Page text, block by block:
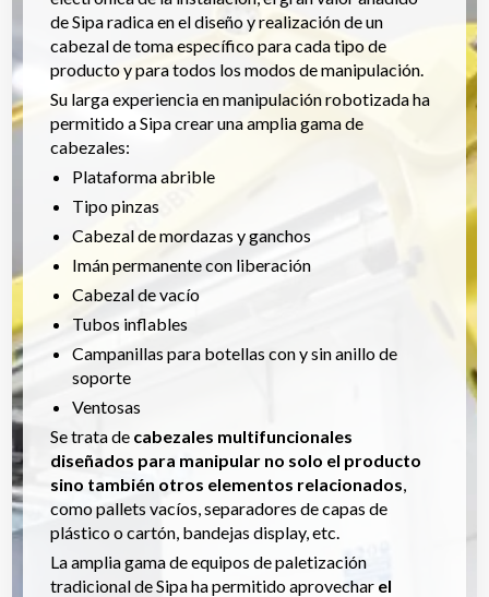
de Sipa radica en el diseño y realización de un
cabezal de toma específico para cada tipo de
producto y para todos los modos de manipulación.
Su larga experiencia en manipulación robotizada ha
permitido a Sipa crear una amplia gama de
cabezales:
Plataforma abrible
Tipo pinzas
Cabezal de mordazas y ganchos
Imán permanente con liberación
Cabezal de vacío
Tubos inflables
Campanillas para botellas con y sin anillo de
soporte
Ventosas
Se trata de cabezales multifuncionales
diseñados para manipular no solo el producto
sino también otros elementos relacionados,
como pallets vacíos, separadores de capas de
plástico o cartón, bandejas display, etc.
La amplia gama de equipos de paletización
tradicional de Sipa ha permitido aprovechar el